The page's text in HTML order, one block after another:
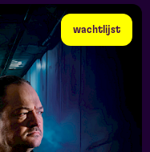
wachtlijst